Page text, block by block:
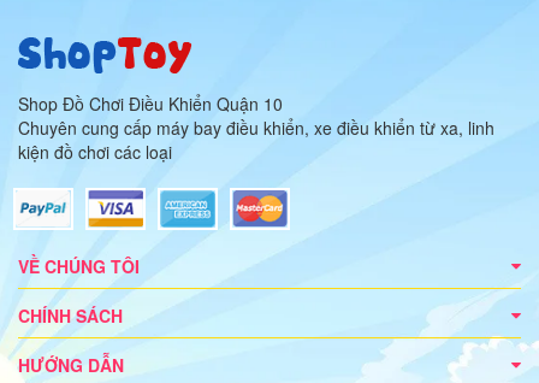
Shop Đồ Chơi Điều Khiển Quận 10
Chuyên cung cấp máy bay điều khiển, xe điều khiển từ xa, linh
kiện đồ chơi các loại
VỀ CHÚNG TÔI
CHÍNH SÁCH
HƯỚNG DẪN